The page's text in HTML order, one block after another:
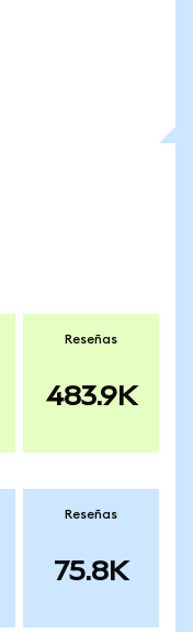
Reseñas
483.9K
Reseñas
75.8K